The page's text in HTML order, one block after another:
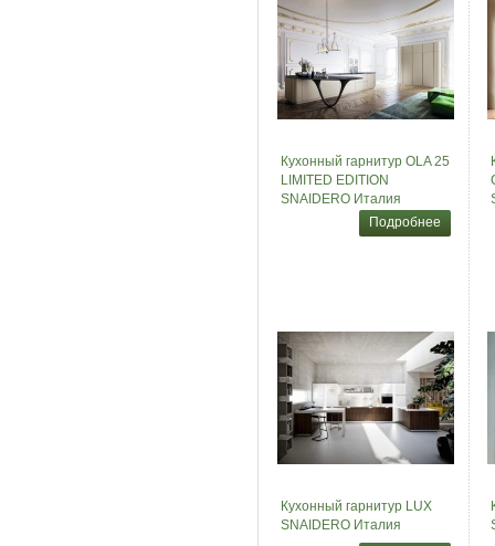
Кухонный гарнитур OLA 25
LIMITED EDITION
SNAIDERO Италия
Подробнее
Кухонный гарнитур LUX
SNAIDERO Италия